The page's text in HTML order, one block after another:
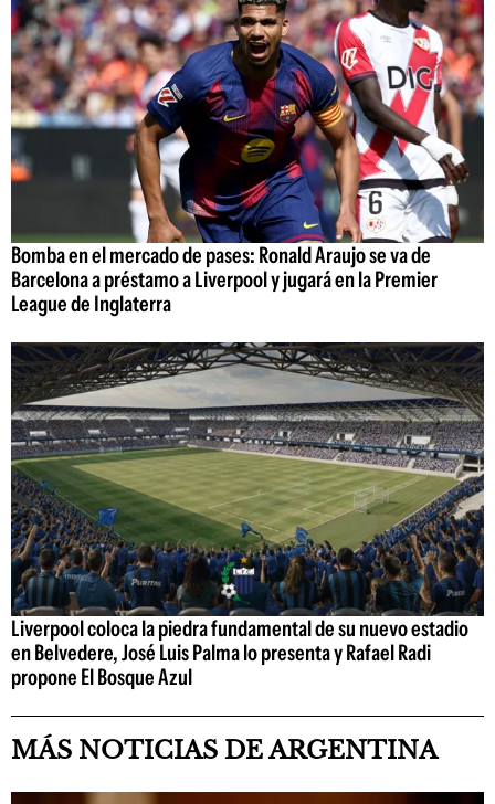
Bomba en el mercado de pases: Ronald Araujo se va de
Barcelona a préstamo a Liverpool y jugará en la Premier
League de Inglaterra
Liverpool coloca la piedra fundamental de su nuevo estadio
en Belvedere, José Luis Palma lo presenta y Rafael Radi
propone El Bosque Azul
MÁS NOTICIAS DE ARGENTINA